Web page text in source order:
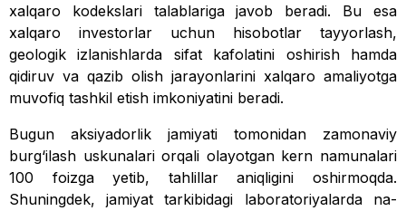
xalqaro kodekslari talablariga javob beradi. Bu esa
xalqaro investorlar uchun hisobotlar tayyorlash,
geologik izlanishlarda sifat kafolatini oshirish hamda
qidiruv va qazib olish jarayonlarini xalqaro amaliyotga
muvofiq tashkil etish imkoniyatini beradi.
Bugun aksiyadorlik jamiyati tomonidan zamonaviy
burg‘ilash uskunalari orqali olayotgan kern namunalari
100 foizga yetib, tahlillar aniqligini oshirmoqda.
Shuningdek, jamiyat tarkibidagi laboratoriyalarda na­